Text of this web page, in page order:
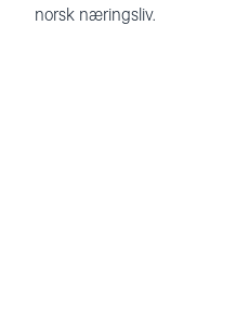
norsk næringsliv.